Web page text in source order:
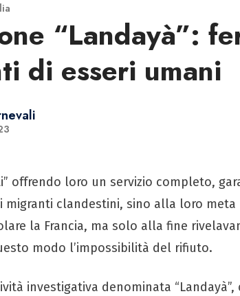
“Landayà”:
di esseri umani
offrendo loro un servizio completo,
migranti clandestini, sino alla loro
la Francia, ma solo alla fine
modo l’impossibilità del rifiuto.
investigativa denominata